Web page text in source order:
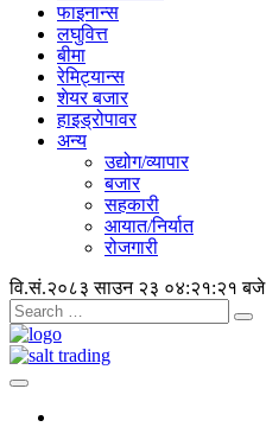
फाइनान्स
लघुवित्त
बीमा
रेमिट्यान्स
शेयर बजार
हाइड्रोपावर
अन्य
उद्योग/व्यापार
बजार
सहकारी
आयात/निर्यात
रोजगारी
वि.सं.२०८३ साउन २३ ०४:२१:२१ बजे